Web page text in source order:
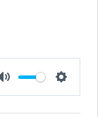
Mute Settings